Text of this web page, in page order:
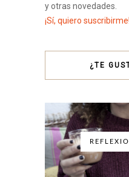
y otras novedades.
¡Sí, quiero suscribirme!
¿TE